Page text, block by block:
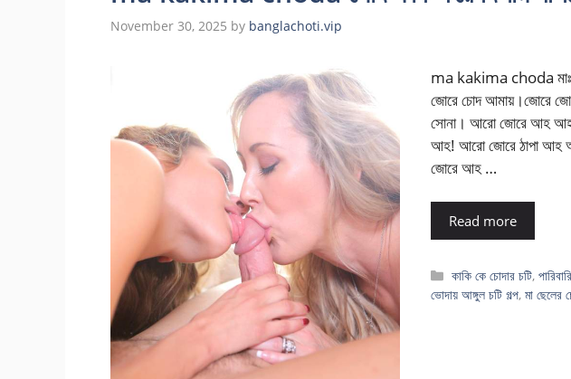
November 30, 2025 by banglachoti.vip
ma kakima choda
জোরে চোদ আমায়।জোরে
সোনা। আরো জোরে আহ
আহ! আরো জোরে ঠাপা আহ
জোরে আহ …
Read more
Categories
কাকি কে চোদার চটি,
ভোদায় আঙ্গুল চটি গল্প, মা ছেলের